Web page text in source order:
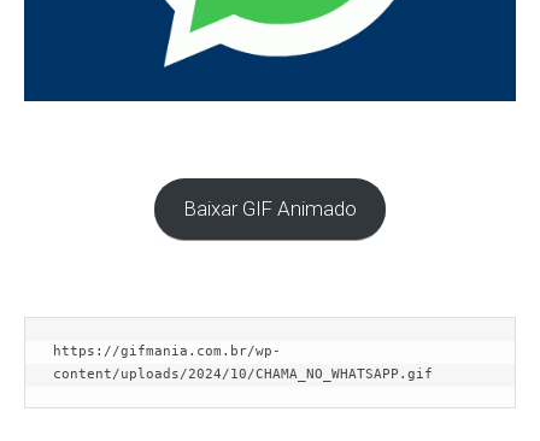
Baixar GIF Animado
https://gifmania.com.br/wp-
content/uploads/2024/10/CHAMA_NO_WHATSAPP.gif